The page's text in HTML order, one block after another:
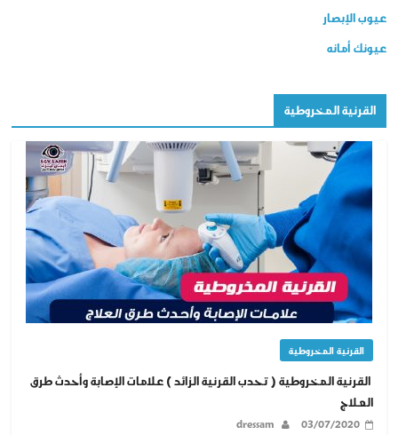
عيوب الإبصار
عيونك أمانه
القرنية المخروطية
القرنية المخروطية
القرنية المخروطية ( تحدب القرنية الزائد ) علامات الإصابة وأحدث طرق
العلاج
03/07/2020
dressam